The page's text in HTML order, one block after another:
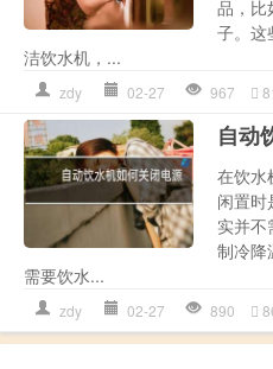
品，比
子。这
洁饮水机，...
zdy 02-27 967
自动
在饮水
闲置时
实并不
制冷降
需要饮水...
zdy 02-27 890